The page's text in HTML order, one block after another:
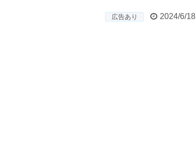
広告あり 2024/6/18